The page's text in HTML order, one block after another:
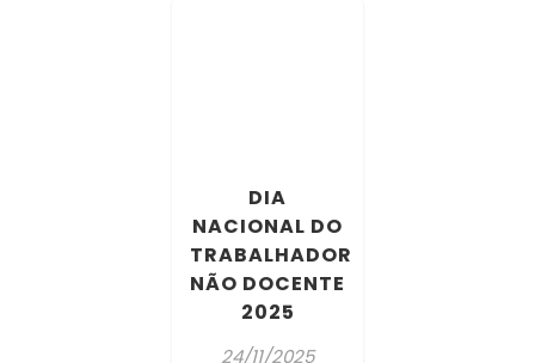
DIA
NACIONAL DO
TRABALHADOR
NÃO DOCENTE
2025
24/11/2025